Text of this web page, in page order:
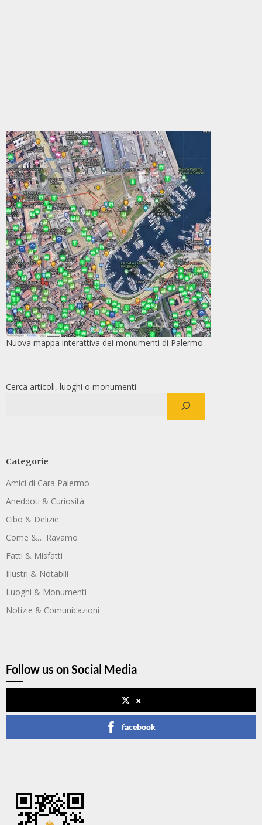
Nuova mappa interattiva dei monumenti di Palermo
Cerca articoli, luoghi o monumenti
Categorie
Amici di Cara Palermo
Aneddoti & Curiosità
Cibo & Delizie
Come &… Ravamo
Fatti & Misfatti
Illustri & Notabili
Luoghi & Monumenti
Notizie & Comunicazioni
Follow us on Social Media
x
facebook